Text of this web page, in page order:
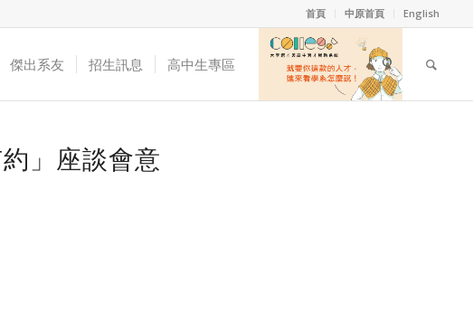
首頁 中原首頁 English
傑出系友 招生訊息 高中生專區
」座談會意